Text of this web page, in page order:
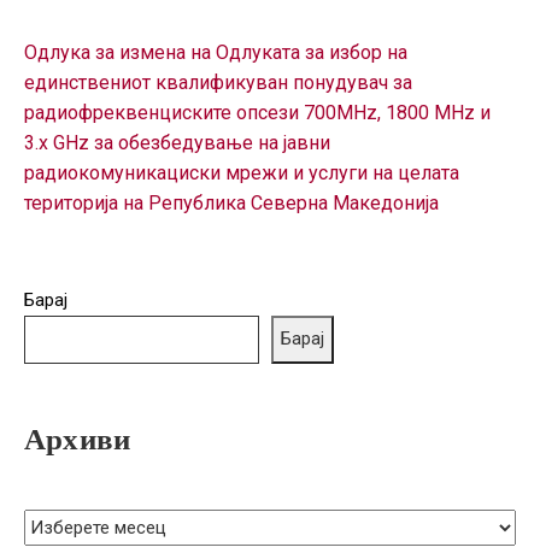
Одлука за измена на Одлуката за избор на
единствениот квалификуван понудувач за
радиофреквенциските опсези 700MHz, 1800 MHz и
3.x GHz за обезбедување на јавни
радиокомуникациски мрежи и услуги на целата
територија на Република Северна Македонија
Барај
Барај
Архиви